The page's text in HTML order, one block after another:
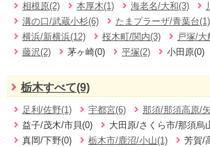
相模原(2) 本厚木(1) 海老名/大和(3)
溝の口/武蔵小杉(6)
たまプラーザ/青葉台(1)
横浜/新横浜(12)
桜木町/関内(3) 戸塚/大
藤沢(2)
茅ヶ崎(0) 平塚(2) 小田原(0)
栃木すべて(9)
足利/佐野(1) 宇都宮(6)
那須/那須高原/
益子/茂木/市貝(0)
大田原/さくら市/那須烏
真岡/下野(0)
栃木市/鹿沼/小山(1) 芳賀/